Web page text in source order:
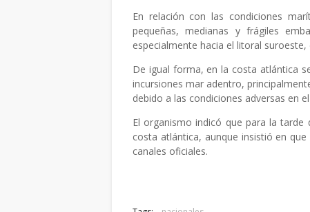
En relación con las condiciones
pequeñas, medianas y frágiles
especialmente hacia el litoral
De igual forma, en la costa atlántica
incursiones mar adentro,
debido a las condiciones adversas en
El organismo indicó que para la
costa atlántica, aunque insistió en
canales oficiales.